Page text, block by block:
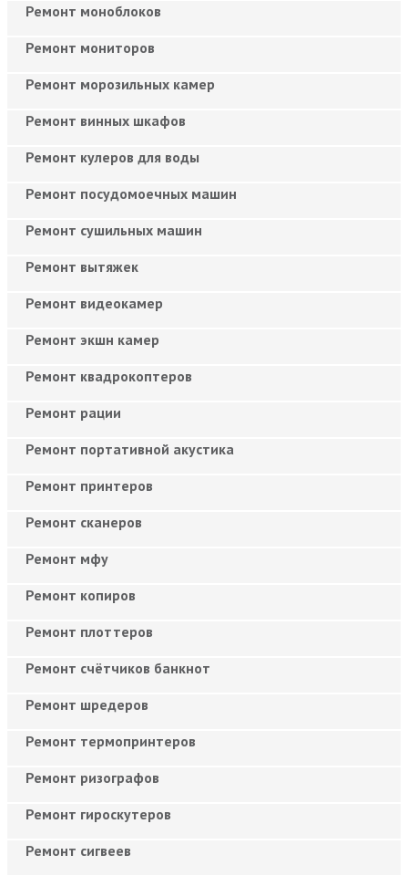
Ремонт моноблоков
Ремонт мониторов
Ремонт морозильных камер
Ремонт винных шкафов
Ремонт кулеров для воды
Ремонт посудомоечных машин
Ремонт сушильных машин
Ремонт вытяжек
Ремонт видеокамер
Ремонт экшн камер
Ремонт квадрокоптеров
Ремонт рации
Ремонт портативной акустика
Ремонт принтеров
Ремонт сканеров
Ремонт мфу
Ремонт копиров
Ремонт плоттеров
Ремонт счётчиков банкнот
Ремонт шредеров
Ремонт термопринтеров
Ремонт ризографов
Ремонт гироскутеров
Ремонт сигвеев